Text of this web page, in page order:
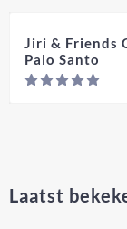
Jiri & Friends
Palo Santo
Laatst